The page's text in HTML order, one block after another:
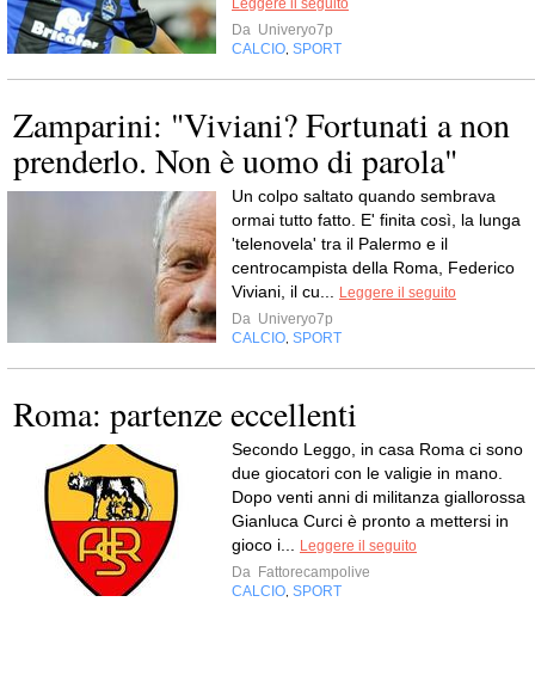
Leggere il seguito
Da Univeryo7p
CALCIO SPORT
Zamparini: "Viviani? Fortunati a non
prenderlo. Non è uomo di parola"
Un colpo saltato quando sembrava
ormai tutto fatto. E' finita così, la lunga
'telenovela' tra il Palermo e il
centrocampista della Roma, Federico
Viviani, il cu...
Leggere il seguito
Da Univeryo7p
CALCIO SPORT
Roma: partenze eccellenti
Secondo Leggo, in casa Roma ci sono
due giocatori con le valigie in mano.
Dopo venti anni di militanza giallorossa
Gianluca Curci è pronto a mettersi in
gioco i...
Leggere il seguito
Da Fattorecampolive
CALCIO SPORT